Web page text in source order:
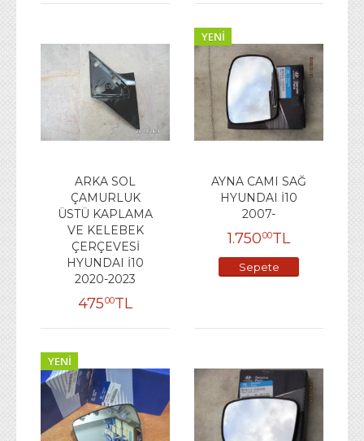
ARKA SOL
ÇAMURLUK
ÜSTÜ KAPLAMA
VE KELEBEK
ÇERÇEVESİ
HYUNDAI İ10
2020-2023
47500TL
AYNA CAMI SAĞ
HYUNDAI İ10
2007-
1.75000TL
Sepete
YENI
YENI